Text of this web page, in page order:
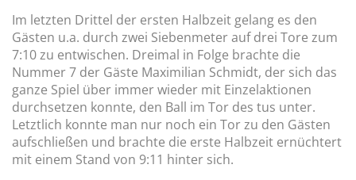
Im letzten Drittel der ersten Halbzeit gelang es den
Gästen u.a. durch zwei Siebenmeter auf drei Tore zum
7:10 zu entwischen. Dreimal in Folge brachte die
Nummer 7 der Gäste Maximilian Schmidt, der sich das
ganze Spiel über immer wieder mit Einzelaktionen
durchsetzen konnte, den Ball im Tor des tus unter.
Letztlich konnte man nur noch ein Tor zu den Gästen
aufschließen und brachte die erste Halbzeit ernüchtert
mit einem Stand von 9:11 hinter sich.